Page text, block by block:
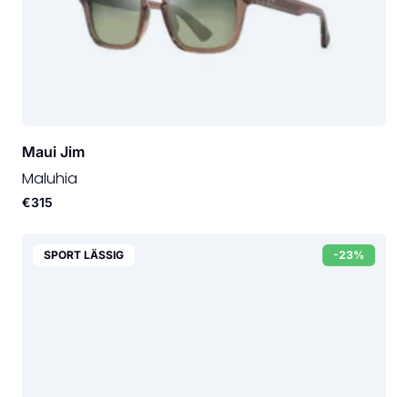
Maui Jim
Maluhia
€315
-23%
SPORT LÄSSIG